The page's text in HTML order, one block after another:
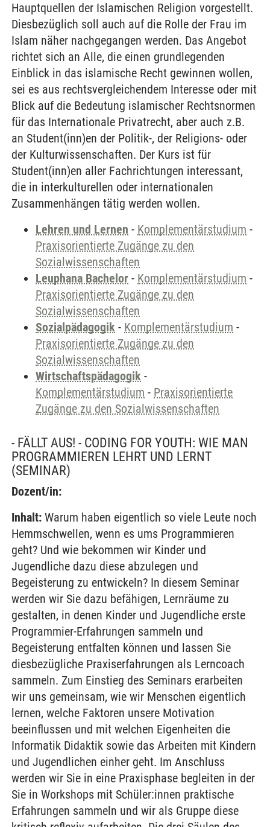
Hauptquellen der Islamischen Religion vorgestellt.
Diesbezüglich soll auch auf die Rolle der Frau im
Islam näher nachgegangen werden. Das Angebot
richtet sich an Alle, die einen grundlegenden
Einblick in das islamische Recht gewinnen wollen,
sei es aus rechtsvergleichendem Interesse oder mit
Blick auf die Bedeutung islamischer Rechtsnormen
für das Internationale Privatrecht, aber auch z.B.
an Student(inn)en der Politik-, der Religions- oder
der Kulturwissenschaften. Der Kurs ist für
Student(inn)en aller Fachrichtungen interessant,
die in interkulturellen oder internationalen
Zusammenhängen tätig werden wollen.
Lehren und Lernen - Komplementärstudium -
Praxisorientierte Zugänge zu den
Sozialwissenschaften
Leuphana Bachelor - Komplementärstudium -
Praxisorientierte Zugänge zu den
Sozialwissenschaften
Sozialpädagogik - Komplementärstudium -
Praxisorientierte Zugänge zu den
Sozialwissenschaften
Wirtschaftspädagogik -
Komplementärstudium - Praxisorientierte
Zugänge zu den Sozialwissenschaften
- FÄLLT AUS! - CODING FOR YOUTH: WIE MAN
PROGRAMMIEREN LEHRT UND LERNT
(SEMINAR)
Dozent/in:
Inhalt: Warum haben eigentlich so viele Leute noch
Hemmschwellen, wenn es ums Programmieren
geht? Und wie bekommen wir Kinder und
Jugendliche dazu diese abzulegen und
Begeisterung zu entwickeln? In diesem Seminar
werden wir Sie dazu befähigen, Lernräume zu
gestalten, in denen Kinder und Jugendliche erste
Programmier-Erfahrungen sammeln und
Begeisterung entfalten können und lassen Sie
diesbezügliche Praxiserfahrungen als Lerncoach
sammeln. Zum Einstieg des Seminars erarbeiten
wir uns gemeinsam, wie wir Menschen eigentlich
lernen, welche Faktoren unsere Motivation
beeinflussen und mit welchen Eigenheiten die
Informatik Didaktik sowie das Arbeiten mit Kindern
und Jugendlichen einher geht. Im Anschluss
werden wir Sie in eine Praxisphase begleiten in der
Sie in Workshops mit Schüler:innen praktische
Erfahrungen sammeln und wir als Gruppe diese